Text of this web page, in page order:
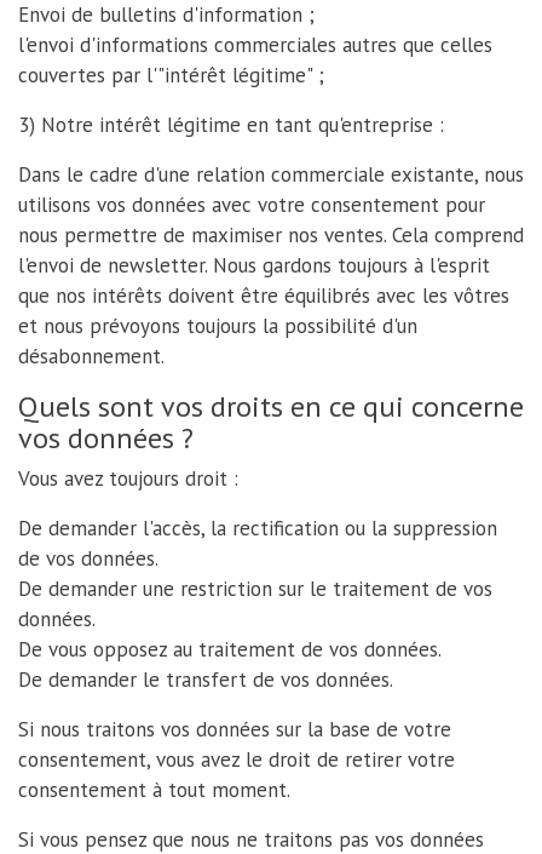
Envoi de bulletins d'information ;
l'envoi d'informations commerciales autres que celles
couvertes par l'"intérêt légitime" ;
3) Notre intérêt légitime en tant qu'entreprise :
Dans le cadre d'une relation commerciale existante, nous
utilisons vos données avec votre consentement pour
nous permettre de maximiser nos ventes. Cela comprend
l'envoi de newsletter. Nous gardons toujours à l'esprit
que nos intérêts doivent être équilibrés avec les vôtres
et nous prévoyons toujours la possibilité d'un
désabonnement.
Quels sont vos droits en ce qui concerne
vos données ?
Vous avez toujours droit :
De demander l'accès, la rectification ou la suppression
de vos données.
De demander une restriction sur le traitement de vos
données.
De vous opposez au traitement de vos données.
De demander le transfert de vos données.
Si nous traitons vos données sur la base de votre
consentement, vous avez le droit de retirer votre
consentement à tout moment.
Si vous pensez que nous ne traitons pas vos données